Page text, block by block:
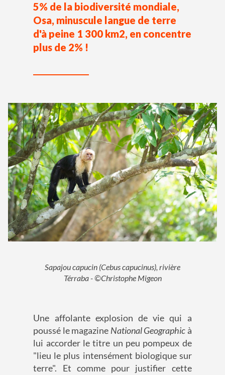
5% de la biodiversité mondiale,
Osa, minuscule langue de terre
d'à peine 1 300 km2, en concentre
plus de 2% !
Sapajou capucin (Cebus capucinus), rivière
Térraba - ©Christophe Migeon
Une affolante explosion de vie qui a
poussé le magazine National Geographic à
lui accorder le titre un peu pompeux de
"lieu le plus intensément biologique sur
terre". Et comme pour justifier cette